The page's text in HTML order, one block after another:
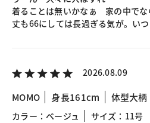
着ることは無いかなぁ 家の中でな
丈も66にしては長過ぎる気が。い
2026.08.09
MOMO 身長161cm 体型大柄
カラー：ベージュ サイズ：11号